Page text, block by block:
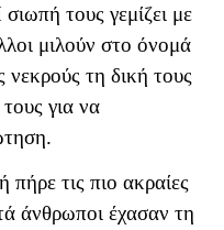
τους γεμίζει με
μιλούν στο όνομά
νεκρούς τη δική τους
για να
τις πιο ακραίες
άνθρωποι έχασαν τη